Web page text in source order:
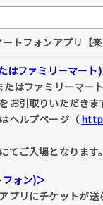
トフォンアプリ【
はファミリーマート
はファミリーマー
お引取りいただきま
ヘルプページ（
てご入場となります。
ォン)＞
プリにチケットが送